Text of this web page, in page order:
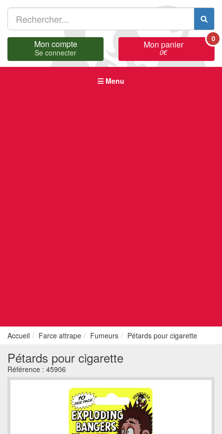
Mon compte
Se connecter
Mon panier
0€
0
Menu
Accueil Farce attrape Fumeurs Pétards pour cigarette
Pétards pour cigarette
Référence : 45906